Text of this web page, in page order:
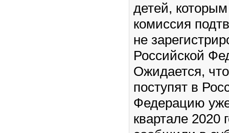
детей,
комиссия
не
Российской
Ожидается,
поступят в
Федерацию
квартале 2020